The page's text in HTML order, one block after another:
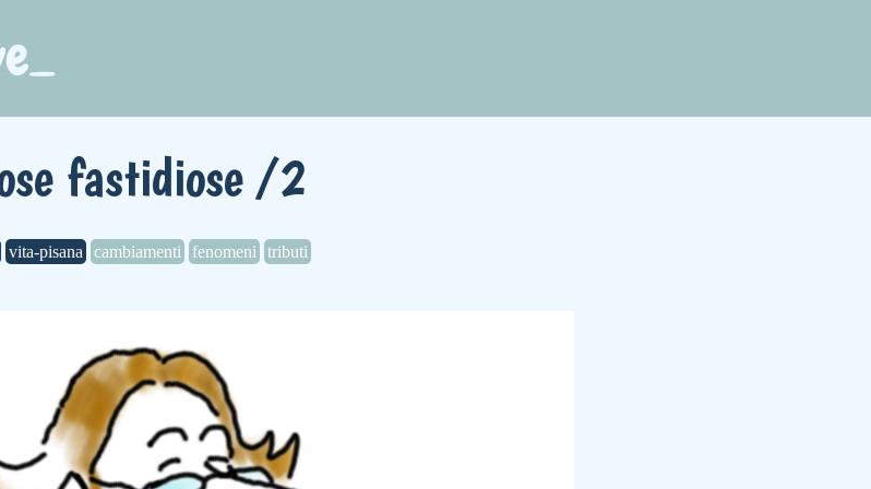
fastidiose /2
vita-pisana cambiamenti fenomeni tributi